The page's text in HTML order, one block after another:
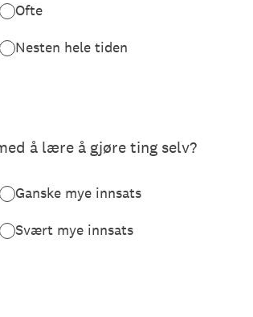
Ofte
Nesten hele tiden
å lære å gjøre ting selv?
Ganske mye innsats
Svært mye innsats